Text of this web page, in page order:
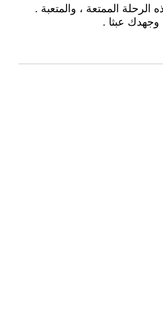
الممتعة ، والمتعبة .
وجهدك عبثا .